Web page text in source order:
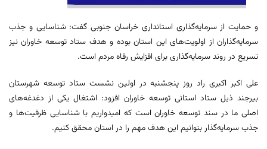
و حمایت از سرمایه‌گذاری استانداری خراسان جنوبی گفت: شناسایی و جذب
سرمایه‌گذاران از اولویت‌های این استان بوده و هدف ستاد توسعه خاوران نیز
تسریع در روند سرمایه‌گذاری برای افزایش رفاه مردم است.
علی اکبر اکبری راد روز پنجشنبه در اولین نشست ستاد توسعه شهرستان
بیرجند ذیل ستاد استانی توسعه خاوران افزود: اشتغال یکی از دغدغه‌های
اصلی ما در سند توسعه خاوران است که امیدواریم با شناسایی ظرفیت‌ها و
جذب سرمایه‌گذار بتوانیم این هدف مهم را در استان محقق کنیم.